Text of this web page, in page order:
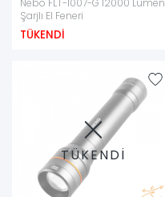
Nebo FLT-1007-G 12000 Lümen
Şarjlı El Feneri
TÜKENDİ
TÜKENDİ